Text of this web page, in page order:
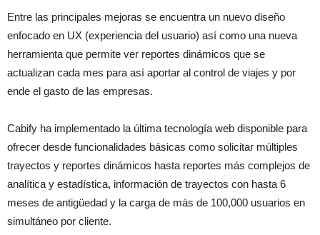
Entre las principales mejoras se encuentra un nuevo diseño
enfocado en UX (experiencia del usuario) así como una nueva
herramienta que permite ver reportes dinámicos que se
actualizan cada mes para así aportar al control de viajes y por
ende el gasto de las empresas.
Cabify ha implementado la última tecnología web disponible para
ofrecer desde funcionalidades básicas como solicitar múltiples
trayectos y reportes dinámicos hasta reportes más complejos de
analítica y estadística, información de trayectos con hasta 6
meses de antigüedad y la carga de más de 100,000 usuarios en
simultáneo por cliente.